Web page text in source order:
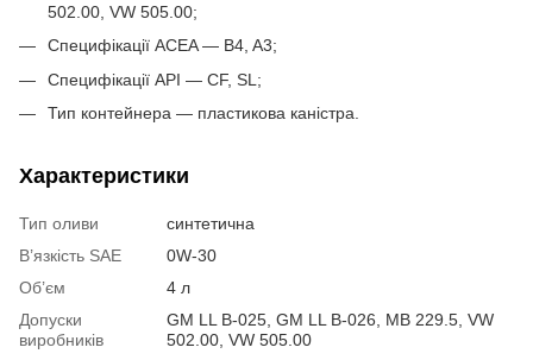
502.00, VW 505.00;
Специфікації ACEA — B4, A3;
Специфікації API — CF, SL;
Тип контейнера — пластикова каністра.
Характеристики
Тип оливи
синтетична
В’язкість SAE
0W-30
Об’єм
4 л
Допуски
виробників
GM LL B-025, GM LL B-026, MB 229.5, VW
502.00, VW 505.00